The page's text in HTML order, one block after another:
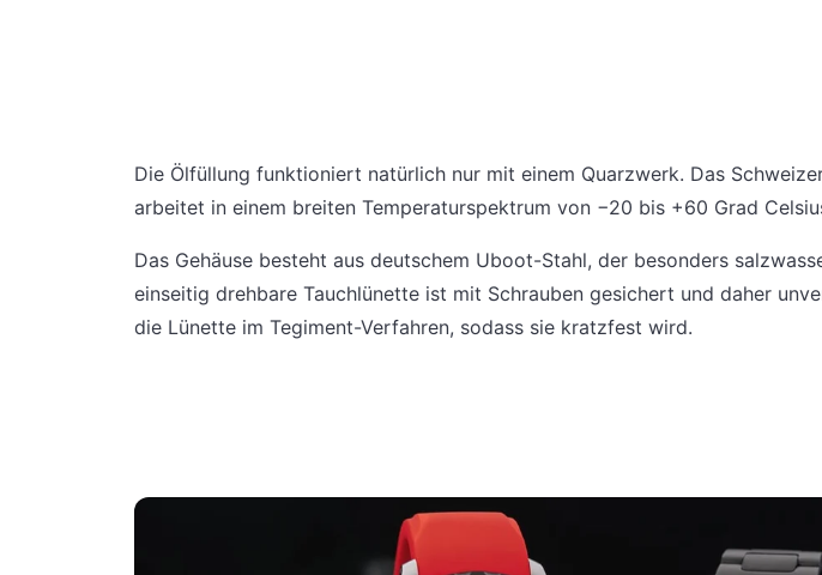
Die Ölfüllung funktioniert natürlich nur mit einem Quarzwerk. Das
arbeitet in einem breiten Temperaturspektrum von −20 bis +60 Grad
Das Gehäuse besteht aus deutschem Uboot-Stahl, der besonders
einseitig drehbare Tauchlünette ist mit Schrauben gesichert und daher
die Lünette im Tegiment-Verfahren, sodass sie kratzfest wird.